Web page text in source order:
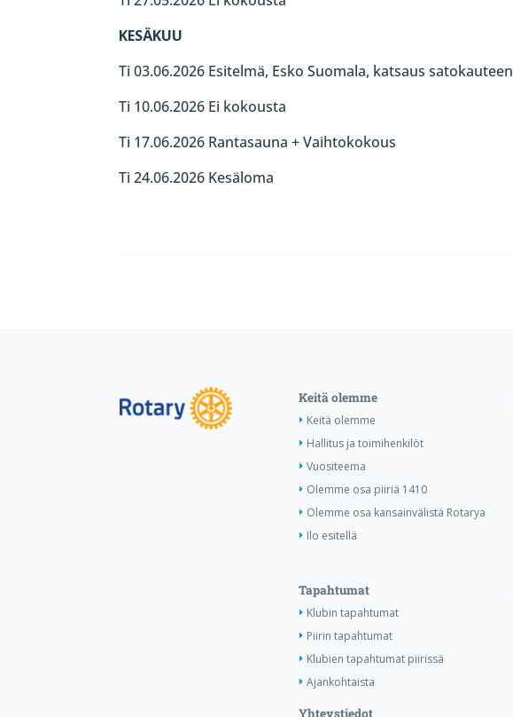
KESÄKUU
Ti 03.06.2026 Esitelmä, Esko Suomala, katsaus satokauteen
Ti 10.06.2026 Ei kokousta
Ti 17.06.2026 Rantasauna + Vaihtokokous
Ti 24.06.2026 Kesäloma
Keitä olemme
Keitä olemme
Hallitus ja toimihenkilöt
Vuositeema
Olemme osa piiriä 1410
Olemme osa kansainvälistä Rotarya
Ilo esitellä
Tapahtumat
Klubin tapahtumat
Piirin tapahtumat
Klubien tapahtumat piirissä
Ajankohtaista
Yhteystiedot